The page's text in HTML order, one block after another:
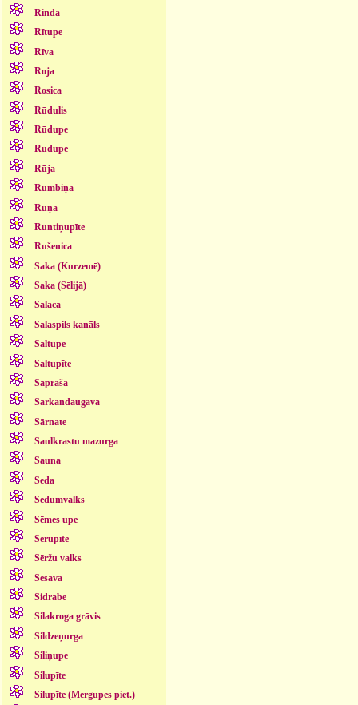
Rinda
Rītupe
Rīva
Roja
Rosica
Rūdulis
Rūdupe
Rudupe
Rūja
Rumbiņa
Ruņa
Runtiņupīte
Rušenica
Saka (Kurzemē)
Saka (Sēlijā)
Salaca
Salaspils kanāls
Saltupe
Saltupīte
Sapraša
Sarkandaugava
Sārnate
Saulkrastu mazurga
Sauna
Seda
Sedumvalks
Sēmes upe
Sērupīte
Sēržu valks
Sesava
Sidrabe
Silakroga grāvis
Sildzeņurga
Siliņupe
Silupīte
Silupīte (Mergupes piet.)